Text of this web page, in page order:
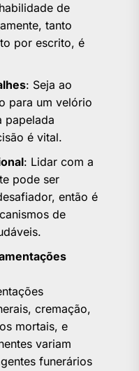
de
tanto
por escrito, é
: Seja ao
para um velório
papelada
é vital.
: Lidar com a
pode ser
então é
de
cremação,
mortais, e
variam
funerários